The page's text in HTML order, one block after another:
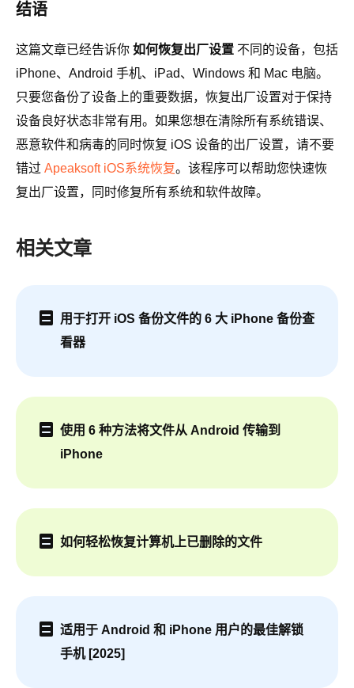
结语
这篇文章已经告诉你 如何恢复出厂设置 不同的设备，包括
iPhone、Android 手机、iPad、Windows 和 Mac 电脑。
只要您备份了设备上的重要数据，恢复出厂设置对于保持
设备良好状态非常有用。如果您想在清除所有系统错误、
恶意软件和病毒的同时恢复 iOS 设备的出厂设置，请不要
错过 Apeaksoft iOS系统恢复。该程序可以帮助您快速恢
复出厂设置，同时修复所有系统和软件故障。
相关文章
用于打开 iOS 备份文件的 6 大 iPhone 备份查
看器
使用 6 种方法将文件从 Android 传输到
iPhone
如何轻松恢复计算机上已删除的文件
适用于 Android 和 iPhone 用户的最佳解锁
手机 [2025]